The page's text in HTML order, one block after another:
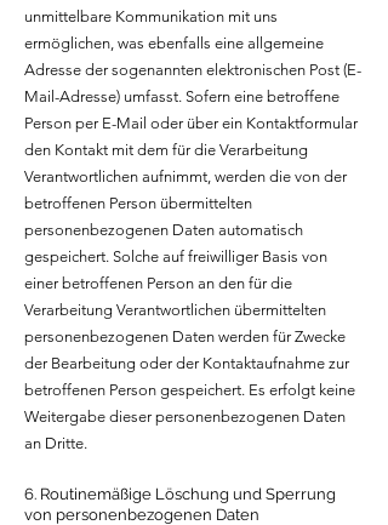
unmittelbare Kommunikation mit uns
ermöglichen, was ebenfalls eine allgemeine
Adresse der sogenannten elektronischen Post (E-
Mail-Adresse) umfasst. Sofern eine betroffene
Person per E-Mail oder über ein Kontaktformular
den Kontakt mit dem für die Verarbeitung
Verantwortlichen aufnimmt, werden die von der
betroffenen Person übermittelten
personenbezogenen Daten automatisch
gespeichert. Solche auf freiwilliger Basis von
einer betroffenen Person an den für die
Verarbeitung Verantwortlichen übermittelten
personenbezogenen Daten werden für Zwecke
der Bearbeitung oder der Kontaktaufnahme zur
betroffenen Person gespeichert. Es erfolgt keine
Weitergabe dieser personenbezogenen Daten
an Dritte.
6. Routinemäßige Löschung und Sperrung
von personenbezogenen Daten